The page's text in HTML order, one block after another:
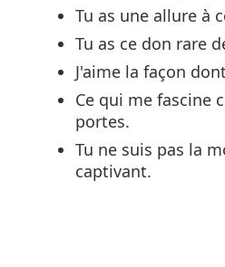
Tu as une allure à
Tu as ce don rare
J'aime la façon
Ce qui me fascine
portes.
Tu ne suis pas la
captivant.